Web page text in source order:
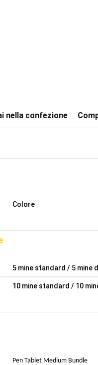
nella confezione
Colore
5 mine standard / 5 mine
10 mine standard / 10
Pen Tablet Medium Bundle